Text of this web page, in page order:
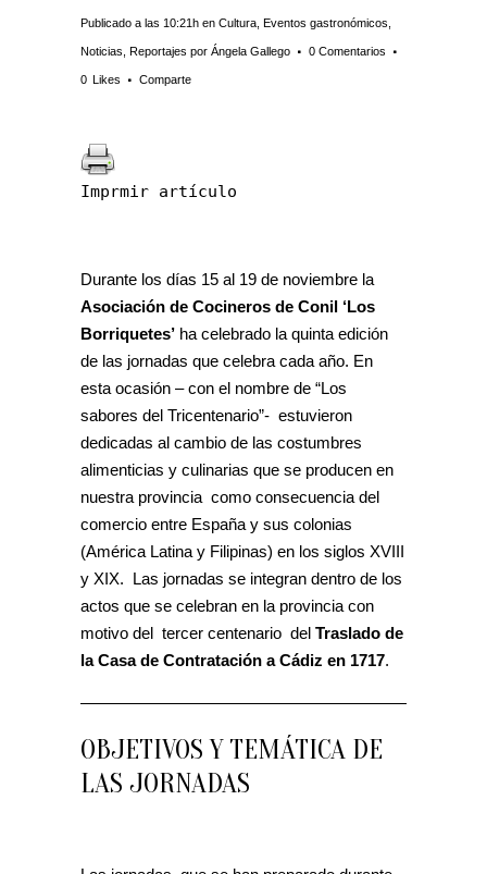
Publicado a las 10:21h en Cultura Eventos gastronómicos
Noticias Reportajes por Ángela Gallego 0 Comentarios
0 Likes Comparte
Imprmir artículo
Durante los días 15 al 19 de noviembre la
Asociación de Cocineros de Conil ‘Los
Borriquetes’ ha celebrado la quinta edición
de las jornadas que celebra cada año. En
esta ocasión – con el nombre de “Los
sabores del Tricentenario”- estuvieron
dedicadas al cambio de las costumbres
alimenticias y culinarias que se producen en
nuestra provincia como consecuencia del
comercio entre España y sus colonias
(América Latina y Filipinas) en los siglos XVIII
y XIX. Las jornadas se integran dentro de los
actos que se celebran en la provincia con
motivo del tercer centenario del Traslado de
la Casa de Contratación a Cádiz en 1717.
OBJETIVOS Y TEMÁTICA DE
LAS JORNADAS